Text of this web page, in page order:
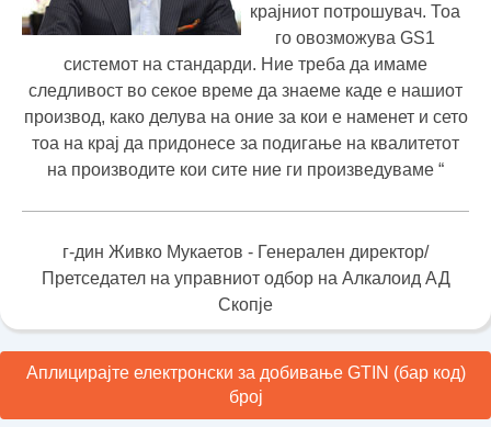
крајниот потрошувач. Тоа
го овозможува GS1
системот на стандарди. Ние треба да имаме
следливост во секое време да знаеме каде е нашиот
производ, како делува на оние за кои е наменет и сето
тоа на крај да придонесе за подигање на квалитетот
на производите кои сите ние ги произведуваме “
г-дин Живко Мукаетов - Генерален директор/
Претседател на управниот одбор на Алкалоид АД
Скопје
Аплицирајте електронски за добивање GTIN (бар код)
број